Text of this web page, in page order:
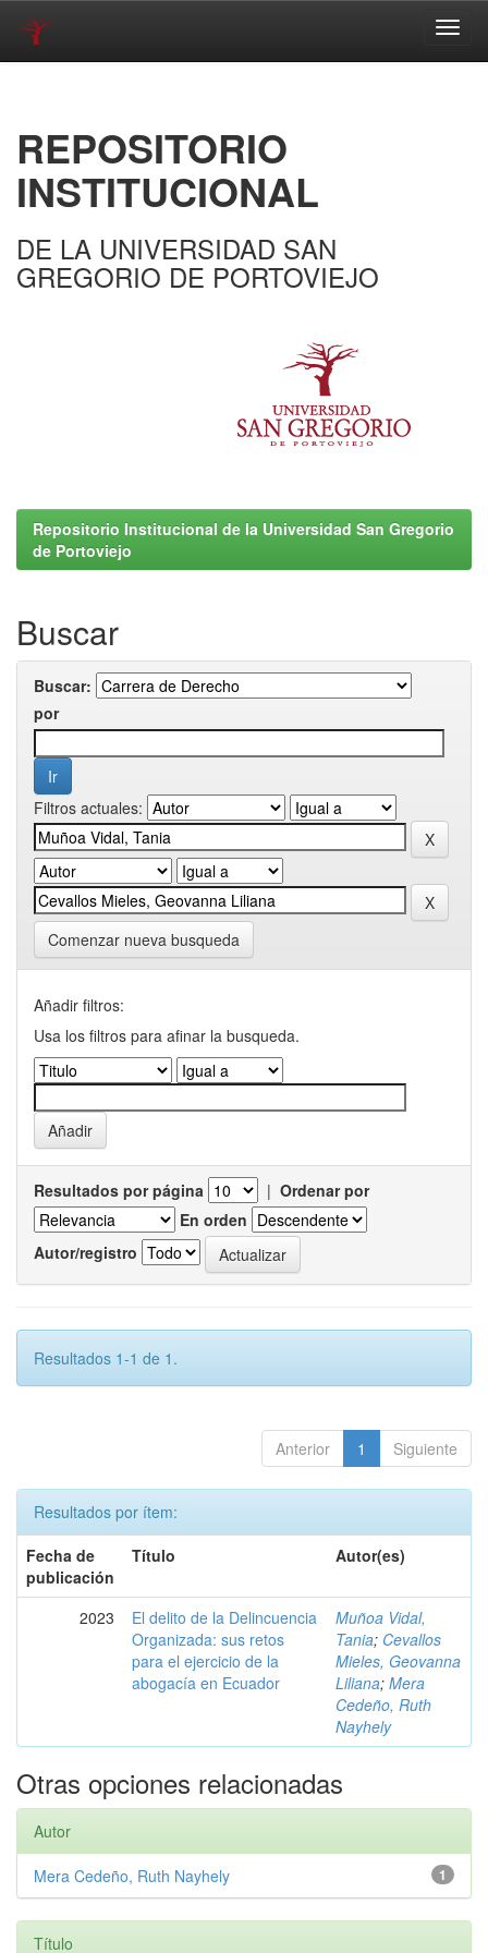
REPOSITORIO
INSTITUCIONAL
DE LA UNIVERSIDAD SAN
GREGORIO DE PORTOVIEJO
Repositorio Institucional de la Universidad San Gregorio
de Portoviejo
Buscar
Buscar:
por
Filtros actuales:
Comenzar nueva busqueda
Añadir filtros:
Usa los filtros para afinar la busqueda.
Resultados por página | Ordenar por
En orden
Autor/registro
Resultados 1-1 de 1.
Anterior 1 Siguiente
Resultados por ítem:
Fecha de
publicación
Título Autor(es)
2023
El delito de la Delincuencia
Organizada: sus retos
para el ejercicio de la
abogacía en Ecuador
Muñoa Vidal,
Tania; Cevallos
Mieles, Geovanna
Liliana; Mera
Cedeño, Ruth
Nayhely
Otras opciones relacionadas
Autor
1
Mera Cedeño, Ruth Nayhely
Título